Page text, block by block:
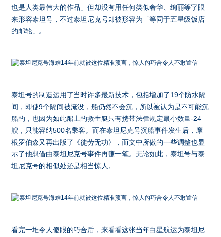
也是人类最伟大的作品」但却没有用任何类似奢华、绚丽等字眼
来形容泰坦号，不过泰坦尼克号却被形容为「等同于五星级饭店
的邮轮」。
泰坦号的制造运用了当时许多最新技术，包括增加了19个防水隔
间，即使9个隔间被淹没，船仍然不会沉，所以被认为是不可能沉
船的，也因为如此船上的救生艇只有携带法律规定最小数量-24
艘，只能容纳500名乘客。而在泰坦尼克号沉船事件发生后，摩
根罗伯森又再出版了《徒劳无功》，而文中所做的一些调整也显
示了他想借由泰坦尼克号事件再赚一笔。无论如此，泰坦号与泰
坦尼克号的相似处还是相当惊人。
看完一堆令人傻眼的巧合后，来看看这张当年白星航运为泰坦尼